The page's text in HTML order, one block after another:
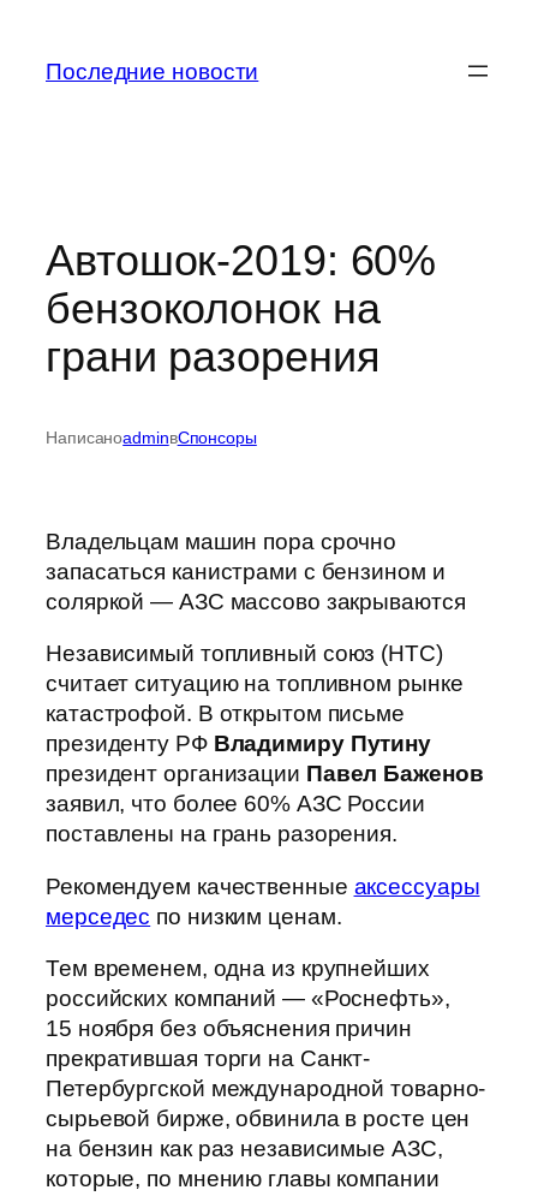
содержимому
Последние новости
Автошок-2019: 60%
бензоколонок на
грани разорения
НаписаноadminвСпонсоры
Владельцам машин пора срочно
запасаться канистрами с бензином и
соляркой — АЗС массово закрываются
Независимый топливный союз (НТС)
считает ситуацию на топливном рынке
катастрофой. В открытом письме
президенту РФ Владимиру Путину
президент организации Павел Баженов
заявил, что более 60% АЗС России
поставлены на грань разорения.
Рекомендуем качественные аксессуары
мерседес по низким ценам.
Тем временем, одна из крупнейших
российских компаний — «Роснефть»,
15 ноября без объяснения причин
прекратившая торги на Санкт-
Петербургской международной товарно-
сырьевой бирже, обвинила в росте цен
на бензин как раз независимые АЗС,
которые, по мнению главы компании